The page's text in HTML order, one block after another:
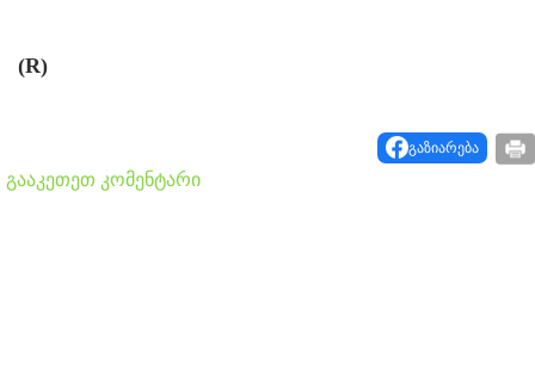
(R)
გაზიარება
გააკეთეთ კომენტარი